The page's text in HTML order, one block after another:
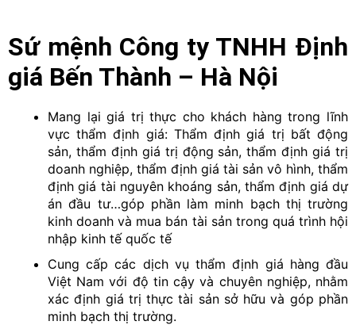
Sứ mệnh Công ty TNHH Định
giá Bến Thành – Hà Nội
Mang lại giá trị thực cho khách hàng trong lĩnh
vực thẩm định giá: Thẩm định giá trị bất động
sản, thẩm định giá trị động sản, thẩm định giá trị
doanh nghiệp, thẩm định giá tài sản vô hình, thẩm
định giá tài nguyên khoáng sản, thẩm định giá dự
án đầu tư…góp phần làm minh bạch thị trường
kinh doanh và mua bán tài sản trong quá trình hội
nhập kinh tế quốc tế
Cung cấp các dịch vụ thẩm định giá hàng đầu
Việt Nam với độ tin cậy và chuyên nghiệp, nhằm
xác định giá trị thực tài sản sở hữu và góp phần
minh bạch thị trường.